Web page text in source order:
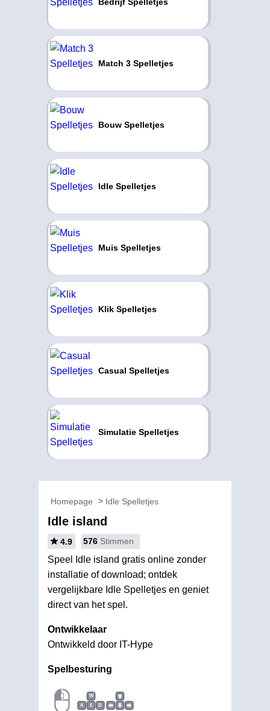
Match 3 Spelletjes
Bouw Spelletjes
Idle Spelletjes
Muis Spelletjes
Klik Spelletjes
Casual Spelletjes
Simulatie Spelletjes
Homepage Idle Spelletjes
Idle island
4.9 576 Stimmen
Speel Idle island gratis online zonder
installatie of download; ontdek
vergelijkbare Idle Spelletjes en geniet
direct van het spel.
Ontwikkelaar
Ontwikkeld door IT-Hype
Spelbesturing
W
A
S D